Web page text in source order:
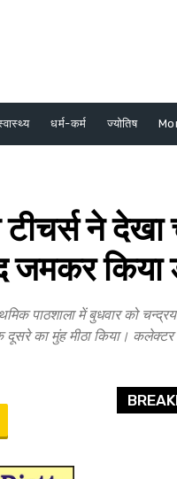
धर्म-कर्म ज्योतिष
ने
जमकर किया
पाठशाला में बुधवार को
का मुंह मीठा किया।